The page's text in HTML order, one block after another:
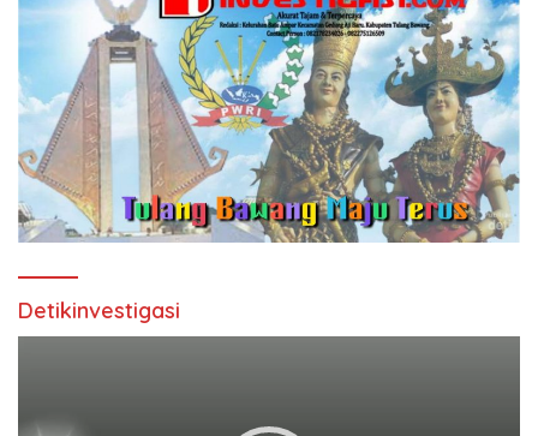
Detikinvestigasi